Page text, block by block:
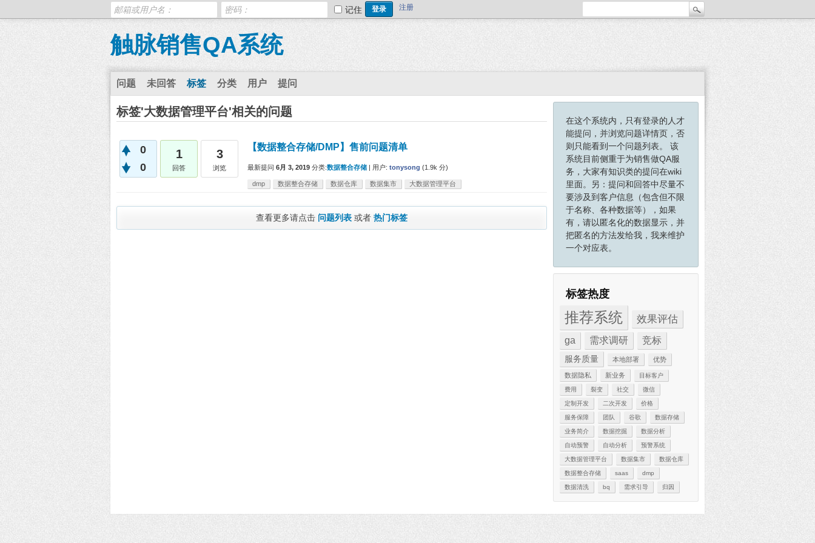
记住 注册
触脉销售QA系统
问题 未回答 标签 分类 用户 提问
在这个系统内，只有登录的人才
能提问，并浏览问题详情页，否
则只能看到一个问题列表。 该
系统目前侧重于为销售做QA服
务，大家有知识类的提问在wiki
里面。另：提问和回答中尽量不
要涉及到客户信息（包含但不限
于名称、各种数据等），如果
有，请以匿名化的数据显示，并
把匿名的方法发给我，我来维护
一个对应表。
标签热度
推荐系统 效果评估
ga 需求调研 竞标
服务质量 本地部署 优势
数据隐私 新业务 目标客户
费用 裂变 社交 微信
定制开发 二次开发 价格
服务保障 团队 谷歌 数据存储
业务简介 数据挖掘 数据分析
自动预警 自动分析 预警系统
大数据管理平台 数据集市 数据仓库
数据整合存储 saas dmp
数据清洗 bq 需求引导 归因
标签'大数据管理平台'相关的问题
0
0
1
回答
3
浏览
【数据整合存储/DMP】售前问题清单
最新提问 6月 3, 2019 分类:数据整合存储 用户: tonysong (1.9k 分)
dmp 数据整合存储 数据仓库 数据集市 大数据管理平台
查看更多请点击 问题列表 或者 热门标签